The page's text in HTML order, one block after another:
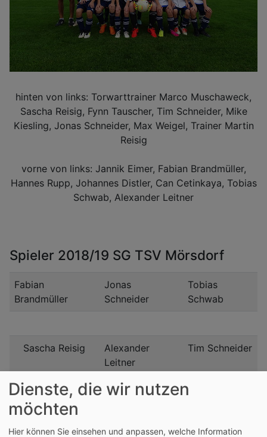
hinten von links: Torwarttrainer Marco Muschaweck,
Sascha Reisig, Fynn Tauscher, Tim Schneider, Mike
Kiesling, Jonas Schneider, Max Weigel, Trainer Martin
Reisig
vorne von links: Jannik Eimer, Fabian Brandmüller,
Hannes Rupp, Johannes Distler, Can Cetinkaya, Tobias
Schwab, Alexander Leitner
Spieler 2018/19 SG TSV Mörsdorf
Fabian
Brandmüller
Jonas
Schneider
Tobias
Schwab
Sascha Reisig
Alexander
Leitner
Tim Schneider
Hannes Rupp
Cetinkaya
Dienste, die wir nutzen
möchten
Hier können Sie einsehen und anpassen, welche Information